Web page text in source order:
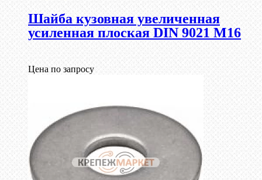
Шайба кузовная увеличенная
усиленная плоская DIN 9021 М16
Цена по запросу